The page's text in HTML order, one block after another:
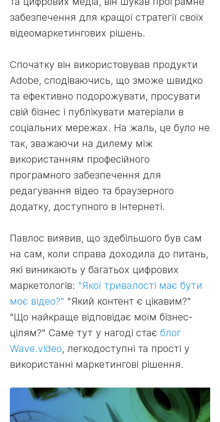
забезпечення для кращої стратегії своїх
відеомаркетингових рішень.
Спочатку він використовував продукти
Adobe, сподіваючись, що зможе швидко
та ефективно подорожувати, просувати
свій бізнес і публікувати матеріали в
соціальних мережах. На жаль, це було не
так, зважаючи на дилему між
використанням професійного
програмного забезпечення для
редагування відео та браузерного
додатку, доступного в Інтернеті.
Павлос виявив, що здебільшого був сам
на сам, коли справа доходила до питань,
які виникають у багатьох цифрових
маркетологів: "Якої тривалості має бути
моє відео?" "Який контент є цікавим?"
"Що найкраще відповідає моїм бізнес-
цілям?" Саме тут у нагоді стає блог
Wave.video, легкодоступні та прості у
використанні маркетингові рішення.